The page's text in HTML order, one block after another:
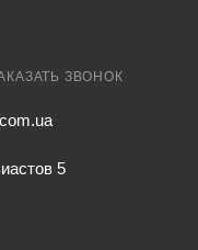
ЗВОНОК
5